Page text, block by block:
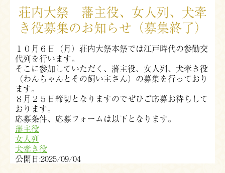
荘内大祭 藩主役、女人列、犬牽
き役募集のお知らせ（募集終了）
１０月６日（月）荘内大祭本祭では江戸時代の参勤交
代列を行います。
そこに参加していただく、藩主役、女人列、犬牽き役
（わんちゃんとその飼い主さん）の募集を行っており
ます。
８月２５日締切となりますのでぜひご応募お待ちして
おります。
応募条件、応募フォームは以下となります。
藩主役
女人列
犬牽き役
公開日:2025/09/04